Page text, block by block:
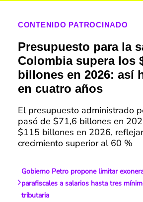
CONTENIDO PATROCINADO
Presupuesto para la
Colombia supera los
billones en 2026: así
en cuatro años
El presupuesto administrado
pasó de $71,6 billones en
$115 billones en 2026,
crecimiento superior al 60 %
Gobierno Petro propone limitar
parafiscales a salarios hasta tres
tributaria